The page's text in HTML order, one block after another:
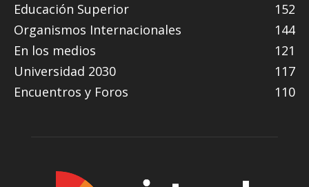
Educación Superior
152
Organismos Internacionales
144
En los medios
121
Universidad 2030
117
Encuentros y Foros
110